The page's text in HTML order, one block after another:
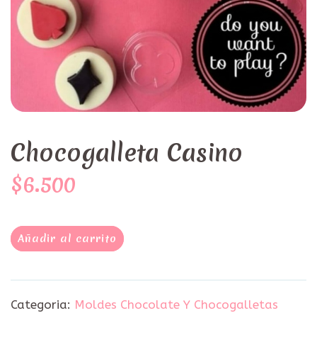
Chocogalleta Casino
$6.500
Añadir al carrito
Categoria: Moldes Chocolate Y Chocogalletas